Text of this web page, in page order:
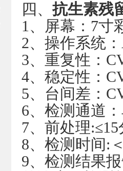
四、抗生素残
1、屏幕：7寸
2、操作系统
3、重复性：
4、稳定性：
5、台间差：
6、检测通道
7、前处理
8、检测时间:
9、检测结果